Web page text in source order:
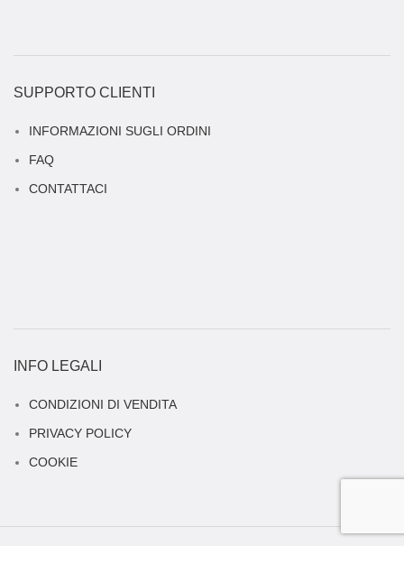
SUPPORTO CLIENTI
INFORMAZIONI SUGLI ORDINI
FAQ
CONTATTACI
INFO LEGALI
CONDIZIONI DI VENDITA
PRIVACY POLICY
COOKIE